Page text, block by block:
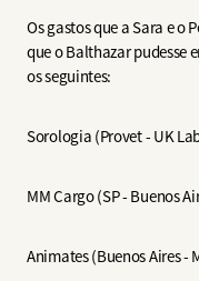
Os gastos que a Sara e o
que o Balthazar pudesse
os seguintes:
Sorologia (Provet - UK
MM Cargo (SP - Buenos
Animates (Buenos Aires -